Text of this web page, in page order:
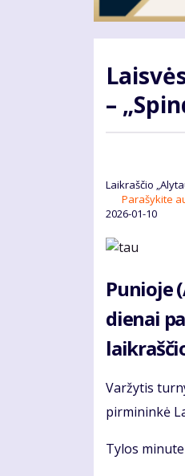
–
Laikraščio
Parašykite
2026-01-10
Punioje
dienai
Varžytis
pirmininkė
Tylos